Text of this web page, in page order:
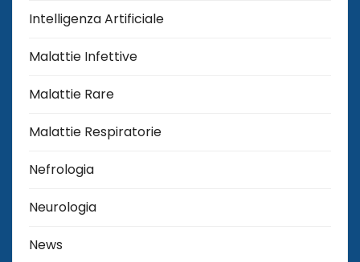
Intelligenza Artificiale
Malattie Infettive
Malattie Rare
Malattie Respiratorie
Nefrologia
Neurologia
News